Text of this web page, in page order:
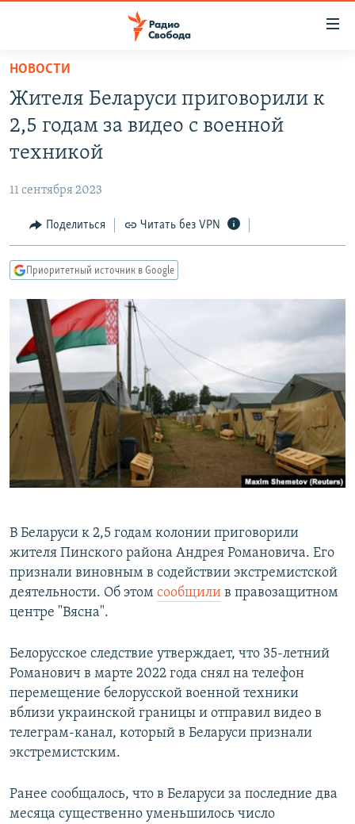
упрощенного
доступа
Вернуться
основному
Вернутся
Вернутся
поиску
АВТОРСКИЕ ПРОЕКТЫ
МНЕНИЯ
КУЛЬТУРА
КАВКАЗ.РЕАЛИИ
СЕВЕР.РЕАЛИИ
СИБИРЬ.РЕАЛИИ
РАСПИСАНИЕ ВЕЩАНИЯ
ПОДПИШИТЕСЬ НА РАССЫЛКУ
СОЦИАЛЬНЫЕ СЕТИ
Все сайты РСЕ/РС
НОВОСТИ
Жителя Беларуси приговорили к
2,5 годам за видео с военной
техникой
11 сентября 2023
Поделиться Читать без VPN
Приоритетный источник в Google
В Беларуси к 2,5 годам колонии приговорили
жителя Пинского района Андрея Романовича. Его
признали виновным в содействии экстремистской
деятельности. Об этом сообщили в правозащитном
центре "Вясна".
Белорусское следствие утверждает, что 35-летний
Романович в марте 2022 года снял на телефон
перемещение белорусской военной техники
вблизи украинской границы и отправил видео в
телеграм-канал, который в Беларуси признали
экстремистским.
Ранее сообщалось, что в Беларуси за последние два
месяца существенно уменьшилось число